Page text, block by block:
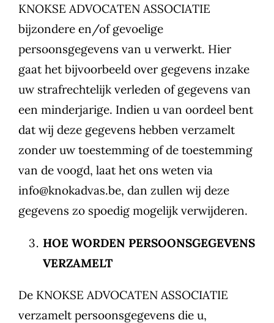
KNOKSE ADVOCATEN ASSOCIATIE
bijzondere en/of gevoelige
persoonsgegevens van u verwerkt. Hier
gaat het bijvoorbeeld over gegevens inzake
uw strafrechtelijk verleden of gegevens van
een minderjarige. Indien u van oordeel bent
dat wij deze gegevens hebben verzamelt
zonder uw toestemming of de toestemming
van de voogd, laat het ons weten via
info@knokadvas.be, dan zullen wij deze
gegevens zo spoedig mogelijk verwijderen.
HOE WORDEN PERSOONSGEGEVENS
VERZAMELT
De KNOKSE ADVOCATEN ASSOCIATIE
verzamelt persoonsgegevens die u,